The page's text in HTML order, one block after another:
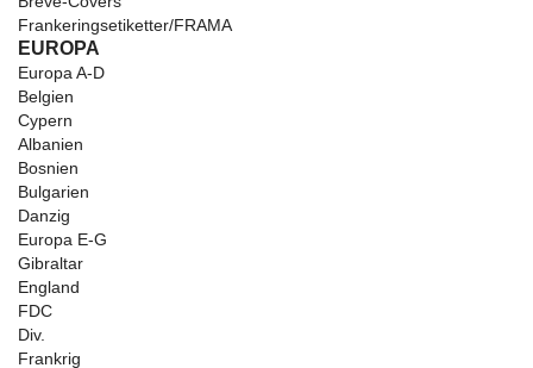
Frankeringsetiketter/FRAMA
EUROPA
Europa A-D
Belgien
Cypern
Albanien
Bosnien
Bulgarien
Danzig
Europa E-G
Gibraltar
England
FDC
Div.
Frankrig